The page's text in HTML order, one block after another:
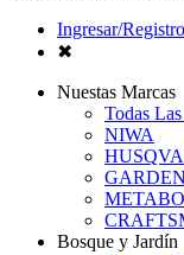
Ingresar/Registro
✖
Nuestas Marcas
Todas
NIWA
METABO
Bosque y Jardín